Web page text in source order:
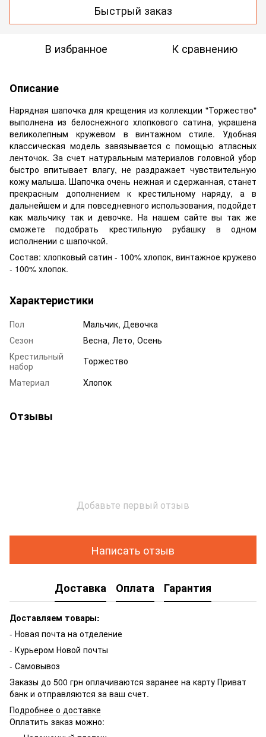
Быстрый заказ
В избранное К сравнению
Описание
Нарядная шапочка для крещения из коллекции "Торжество"
выполнена из белоснежного хлопкового сатина, украшена
великолепным кружевом в винтажном стиле. Удобная
классическая модель завязывается с помощью атласных
ленточок. За счет натуральным материалов головной убор
быстро впитывает влагу, не раздражает чувствительную
кожу малыша. Шапочка очень нежная и сдержанная, станет
прекрасным дополнением к крестильному наряду, а в
дальнейшем и для повседневного использования, подойдет
как мальчику так и девочке. На нашем сайте вы так же
сможете подобрать крестильную рубашку в одном
исполнении с шапочкой.
Состав: хлопковый сатин - 100% хлопок, винтажное кружево
- 100% хлопок.
Характеристики
Пол
Мальчик, Девочка
Сезон
Весна, Лето, Осень
Крестильный
набор
Торжество
Материал
Хлопок
Отзывы
Добавьте первый отзыв
Написать отзыв
Доставка Оплата Гарантия
Доставляем товары:
- Новая почта на отделение
- Курьером Новой почты
- Самовывоз
Заказы до 500 грн оплачиваются заранее на карту Приват
банк и отправляются за ваш счет.
Подробнее о доставке
Оплатить заказ можно: